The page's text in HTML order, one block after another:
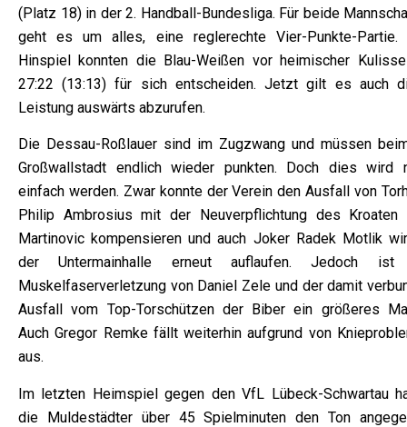
(Platz 18) in der 2. Handball-Bundesliga. Für beide
geht es um alles, eine reglerechte Vier-Punkte-Partie.
Hinspiel konnten die Blau-Weißen vor heimischer
27:22 (13:13) für sich entscheiden. Jetzt gilt es auch
Leistung auswärts abzurufen.
Die Dessau-Roßlauer sind im Zugzwang und müssen
Großwallstadt endlich wieder punkten. Doch dies wird
einfach werden. Zwar konnte der Verein den Ausfall von
Philip Ambrosius mit der Neuverpflichtung des Kroaten
Martinovic kompensieren und auch Joker Radek Motlik
der Untermainhalle erneut auflaufen. Jedoch
Muskelfaserverletzung von Daniel Zele und der damit
Ausfall vom Top-Torschützen der Biber ein größeres
Auch Gregor Remke fällt weiterhin aufgrund von
aus.
Im letzten Heimspiel gegen den VfL Lübeck-Schwartau
die Muldestädter über 45 Spielminuten den Ton